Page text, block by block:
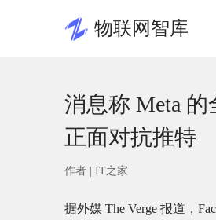
物联网智库
消息称 Meta 的
正面对抗推特
作者 | IT之家
据外媒 The Verge 报道，